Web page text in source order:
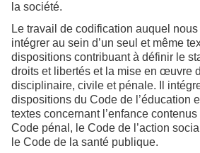
la société.
Le travail de codification auquel
intégrer au sein d’un seul et même
dispositions contribuant à définir le
droits et libertés et la mise en œuvre
disciplinaire, civile et pénale. Il
dispositions du Code de l’éducation
textes concernant l’enfance
Code pénal, le Code de l’action
le Code de la santé publique.